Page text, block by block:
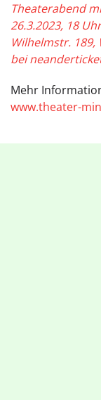
Theaterabend
26.3.2023, 18
Wilhelmstr.
bei
Mehr
www.theater-